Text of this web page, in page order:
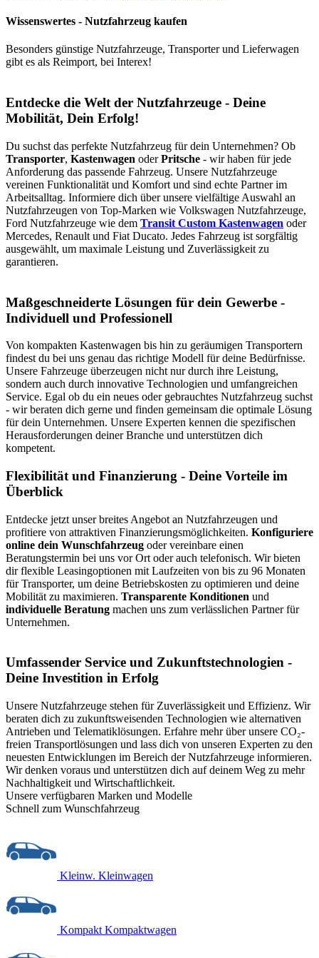
Wissenswertes - Nutzfahrzeug kaufen
Besonders günstige Nutzfahrzeuge, Transporter und Lieferwagen
gibt es als Reimport, bei Interex!
Entdecke die Welt der Nutzfahrzeuge - Deine
Mobilität, Dein Erfolg!
Du suchst das perfekte Nutzfahrzeug für dein Unternehmen? Ob
Transporter, Kastenwagen oderPritsche - wir haben für jede
Anforderung das passende Fahrzeug. Unsere Nutzfahrzeuge
vereinen Funktionalität und Komfort und sind echte Partner im
Arbeitsalltag. Informiere dich über unsere vielfältige Auswahl an
Nutzfahrzeugen von Top-Marken wie Volkswagen Nutzfahrzeuge,
Ford Nutzfahrzeuge wie dem Transit Custom Kastenwagen oder
Mercedes, Renault und Fiat Ducato. Jedes Fahrzeug ist sorgfältig
ausgewählt, um maximale Leistung und Zuverlässigkeit zu
garantieren.
Maßgeschneiderte Lösungen für dein Gewerbe -
Individuell und Professionell
Von kompakten Kastenwagen bis hin zu geräumigen Transportern
findest du bei uns genau das richtige Modell für deine Bedürfnisse.
Unsere Fahrzeuge überzeugen nicht nur durch ihre Leistung,
sondern auch durch innovative Technologien und umfangreichen
Service. Egal ob du ein neues oder gebrauchtes Nutzfahrzeug suchst
- wir beraten dich gerne und finden gemeinsam die optimale Lösung
für dein Unternehmen. Unsere Experten kennen die spezifischen
Herausforderungen deiner Branche und unterstützen dich
kompetent.
Flexibilität und Finanzierung - Deine Vorteile im
Überblick
Entdecke jetzt unser breites Angebot an Nutzfahrzeugen und
profitiere von attraktiven Finanzierungsmöglichkeiten. Konfiguriere
online dein Wunschfahrzeug oder vereinbare einen
Beratungstermin bei uns vor Ort oder auch telefonisch. Wir bieten
dir flexible Leasingoptionen mit Laufzeiten von bis zu 96 Monaten
für Transporter, um deine Betriebskosten zu optimieren und deine
Mobilität zu maximieren. Transparente Konditionen und
individuelle Beratung machen uns zum verlässlichen Partner für
Unternehmen.
Umfassender Service und Zukunftstechnologien -
Deine Investition in Erfolg
Unsere Nutzfahrzeuge stehen für Zuverlässigkeit und Effizienz. Wir
beraten dich zu zukunftsweisenden Technologien wie alternativen
Antrieben und Telematiklösungen. Erfahre mehr über unsere CO₂-
freien Transportlösungen und lass dich von unseren Experten zu den
neuesten Entwicklungen im Bereich der Nutzfahrzeuge informieren.
Wir denken voraus und unterstützen dich auf deinem Weg zu mehr
Nachhaltigkeit und Wirtschaftlichkeit.
Unsere verfügbaren Marken und Modelle
Schnell zum Wunschfahrzeug
Kleinw. Kleinwagen
Kompakt Kompaktwagen